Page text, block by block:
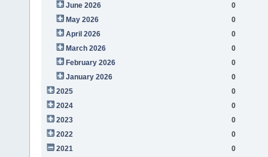
June 2026
0
May 2026
0
April 2026
0
March 2026
0
February 2026
0
January 2026
0
2025
0
2024
0
2023
0
2022
0
2021
0